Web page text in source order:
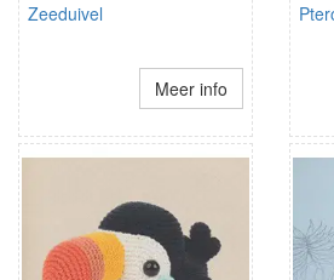
Zeeduivel
Meer info